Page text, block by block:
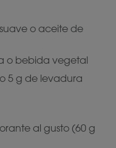
o aceite de
o bebida vegetal
5 g de levadura
al gusto (60 g